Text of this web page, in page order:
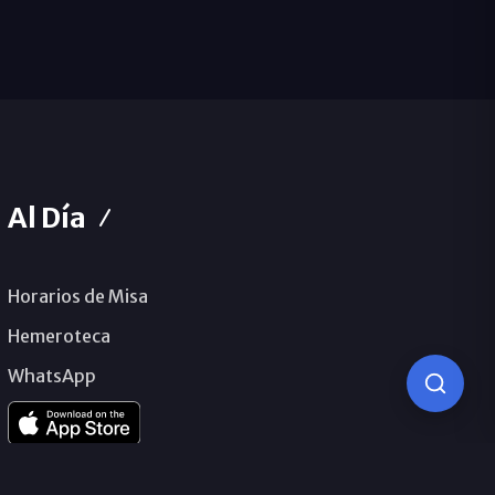
Al Día
Horarios de Misa
Hemeroteca
WhatsApp